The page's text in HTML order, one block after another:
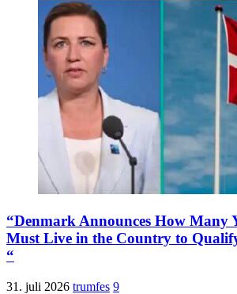
“Denmark Announces How Many
Must Live in the Country to
“
31. juli 2026 trumfes 9